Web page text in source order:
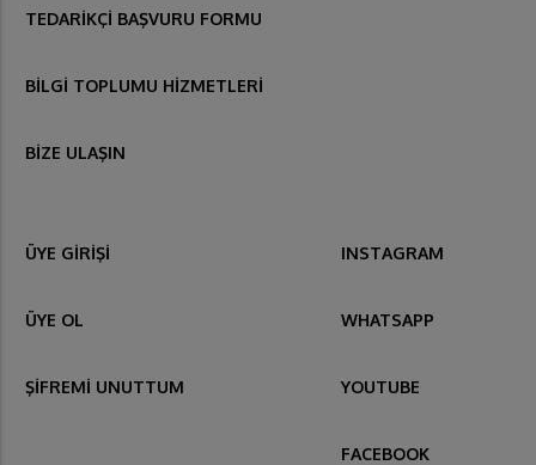
TEDARİKÇİ BAŞVURU FORMU
BİLGİ TOPLUMU HİZMETLERİ
BİZE ULAŞIN
ÜYE GİRİŞİ
ÜYE OL
ŞİFREMİ UNUTTUM
INSTAGRAM
WHATSAPP
YOUTUBE
FACEBOOK